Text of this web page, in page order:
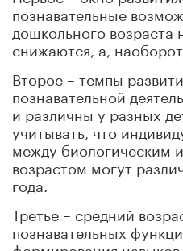
познавательные
дошкольного возраста
снижаются, а,
Второе – темпы
познавательной
и различны у разных
учитывать, что
между биологическим
возрастом могут
года.
Третье – средний
познавательных